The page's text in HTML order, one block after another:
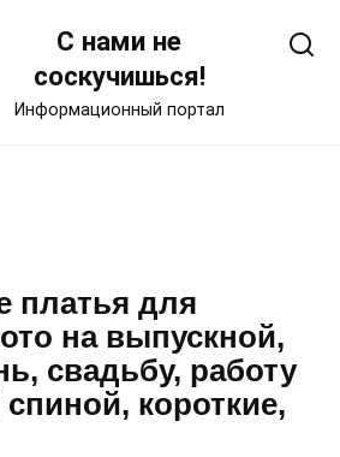
С нами не
соскучишься!
Информационный портал
платья для
на выпускной,
свадьбу, работу
короткие,